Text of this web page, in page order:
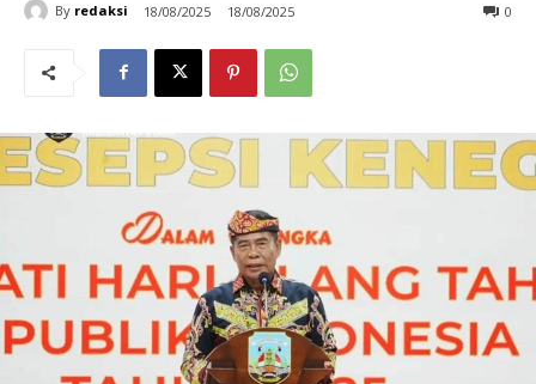
By redaksi 18/08/2025 18/08/2025 0